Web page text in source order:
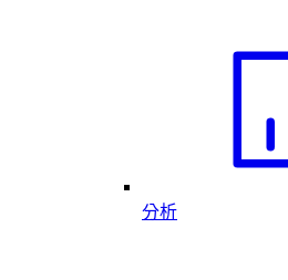
分析